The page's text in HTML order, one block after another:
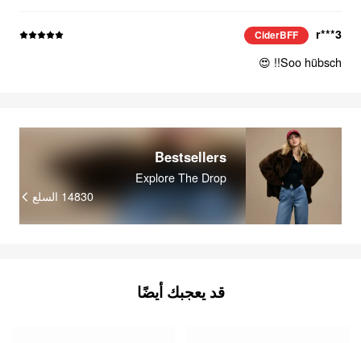
r***3
CiderBFF
Soo hübsch!! 😍
Bestsellers
Explore The Drop
14830 السلع
قد يعجبك أيضًا